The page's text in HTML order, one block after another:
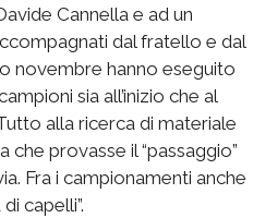
Cannella e ad un
dal fratello e dal
novembre hanno eseguito
sia all’inizio che al
alla ricerca di materiale
provasse il “passaggio”
Fra i campionamenti anche
capelli”.